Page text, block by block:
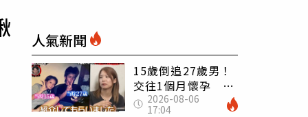
人氣新聞
15歲倒追27歲男！
交往1個月懷孕 36
歲當阿嬤故事曝光
2026-08-06
17:04